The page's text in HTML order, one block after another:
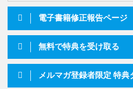
電子書籍修正報告ページ
無料で特典を受け取る
メルマガ登録者限定 特